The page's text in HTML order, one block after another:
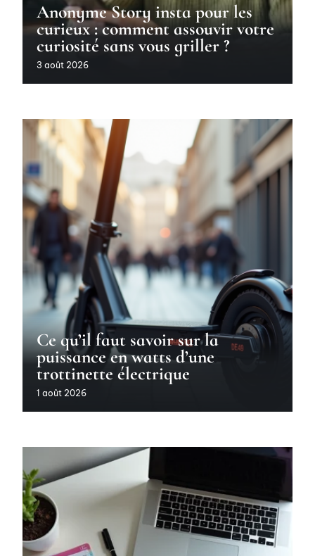
Anonyme Story insta pour les
curieux : comment assouvir votre
curiosité sans vous griller ?
3 août 2026
Ce qu’il faut savoir sur la
puissance en watts d’une
trottinette électrique
1 août 2026